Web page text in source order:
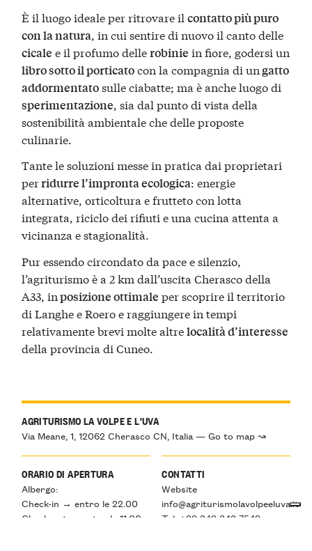
AGRITURISMO LA VOLPE E L'UVA
Via Meane, 1, 12062 Cherasco CN, Italia — Go to map ↝
ORARIO DI APERTURA
Albergo:
Check-in → entro le 22.00
Check-out → entro le 11.00
CONTATTI
Website
info@agriturismolavolpeeluva.it
Tel: +39 349 348 7549
È il luogo ideale per ritrovare ilcontatto più puro
con la natura, in cui sentire di nuovo il canto delle
cicale e il profumo dellerobinie in fiore, godersi un
libro sotto il porticatocon la compagnia di ungatto
addormentatosulle ciabatte; ma è anche luogo di
sperimentazione, sia dal punto di vista della
sostenibilità ambientale che delle proposte
culinarie.
Tante le soluzioni messe in pratica dai proprietari
perridurre l’impronta ecologica: energie
alternative, orticoltura e frutteto con lotta
integrata, riciclo dei rifiuti e una cucina attenta a
vicinanza e stagionalità.
Pur essendo circondato da pace e silenzio,
l’agriturismo è a 2 km dall’uscita Cherasco della
A33, inposizione ottimale per scoprire il territorio
di Langhe e Roero e raggiungere in tempi
relativamente brevi molte altrelocalità d’interesse
della provincia di Cuneo.